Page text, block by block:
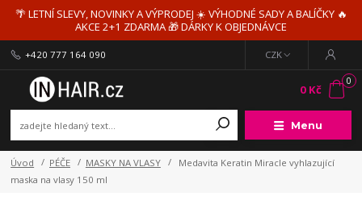
🌴 LETNÍ SLEVY, NOVINKY A VÝPRODEJ ☀️ VÝHODNÉ SADY A BALÍČKY 🔥
AKCE 2+1 ZDARMA 🎁 DÁRKY K OBJEDNÁVCE
Menu
CZK
+420 777 164 090
0
0 Kč
Úvod PÉČE MASKY NA VLASY
Medavita Keratin Miracle vyhlazující
maska na vlasy 150 ml